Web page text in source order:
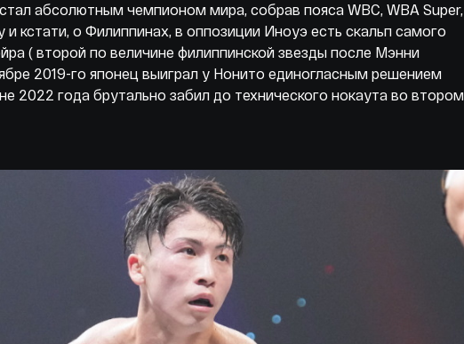
абсолютным чемпионом мира, собрав пояса WBC, WBA Super,
и кстати, о Филиппинах, в оппозиции Иноуэ есть скальп самого
( второй по величине филиппинской звезды после Мэнни
2019-го японец выиграл у Нонито единогласным решением
2022 года брутально забил до технического нокаута во втором